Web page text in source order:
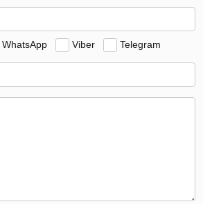
WhatsApp Viber Telegram